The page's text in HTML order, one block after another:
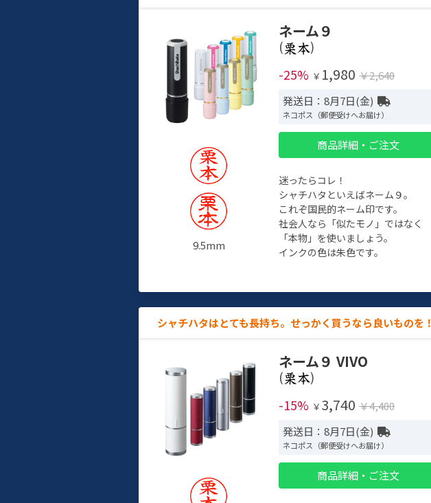
9.5mm
ネーム９
(
)
-25% ￥ 1,980 ￥2,640
発送日：8月7日(金)
ネコポス（郵便受けへお届け）
商品詳細・ご注文
迷ったらコレ！
シャチハタといえばネーム９。
これぞ国民的ネーム印です。
社会人なら「似たモノ」ではなく
「本物」を使いましょう。
インクの色は朱色です。
シャチハタはとても長持ち。せっかく買うなら良いものを！
ネーム９ VIVO
(
)
-15% ￥ 3,740 ￥4,400
発送日：8月7日(金)
ネコポス（郵便受けへお届け）
商品詳細・ご注文